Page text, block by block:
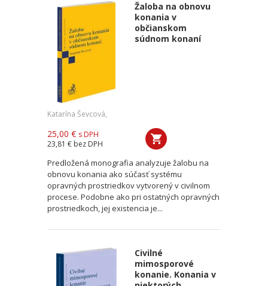
Žaloba na obnovu
konania v
občianskom
súdnom konaní
Katarína Ševcová,
25,00 € s DPH
23,81 € bez DPH
Predložená monografia analyzuje žalobu na
obnovu konania ako súčasť systému
opravných prostriedkov vytvorený v civilnom
procese. Podobne ako pri ostatných opravných
prostriedkoch, jej existencia je...
Civilné
mimosporové
konanie. Konania v